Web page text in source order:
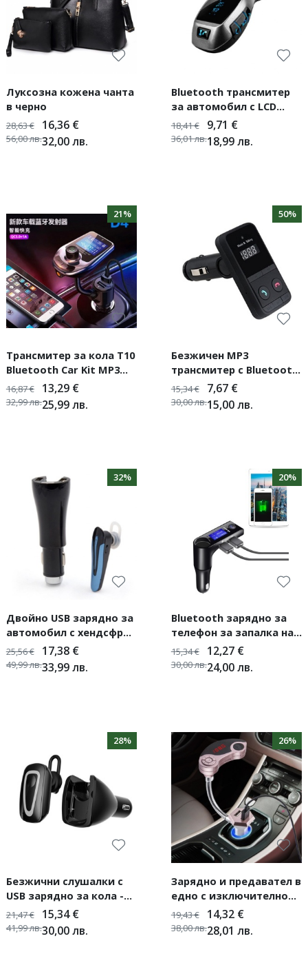
Луксозна кожена чанта
в черно
16,36 €
32,00лв.
28,63€
56,00лв.
Bluetooth трансмитер
за автомобил с LCD
дисплей X5 HF8
9,71 €
18,99лв.
18,41€
36,01лв.
21%
Трансмитер за кола T10
Bluetooth Car Kit MP3
Player HF9
13,29 €
25,99лв.
16,87€
32,99лв.
50%
Безжичен MP3
трансмитер с Bluetooth,
FM радио SD HF11
7,67 €
15,00лв.
15,34€
30,00лв.
32%
Двойно USB зарядно за
автомобил с хендсфрий
HF12
17,38 €
33,99лв.
25,56€
49,99лв.
20%
Bluetooth зарядно за
телефон за запалка на
автомобил HF13
12,27 €
24,00лв.
15,34€
30,00лв.
28%
Безжични слушалки с
USB зарядно за кола -
HF15
15,34€
30,00лв.
21,47€
41,99лв.
26%
Зарядно и предавател в
едно с изключително
як дизайн GT86
14,32 €
28,01 лв.
19,43€
38,00лв.